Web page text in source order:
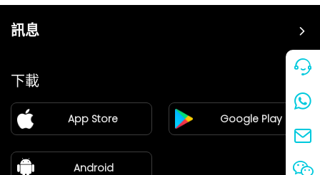
訊息
價格
加盟
新聞中心
關於我們
下載
App Store Google Play
Android